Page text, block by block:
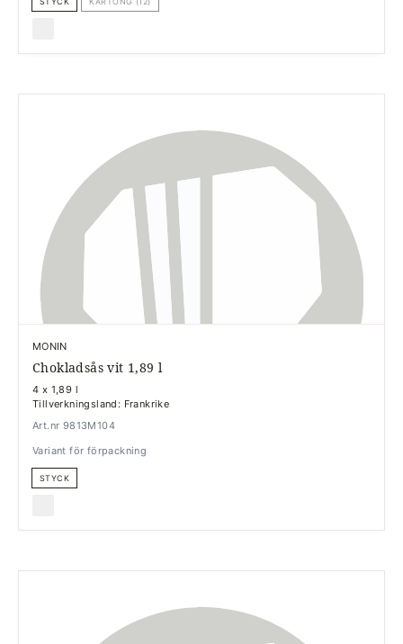
MONIN
Chokladsås vit 1,89 l
4 x 1,89 l
Tillverkningsland: Frankrike
Art.nr 9813M104
Variant för förpackning
STYCK